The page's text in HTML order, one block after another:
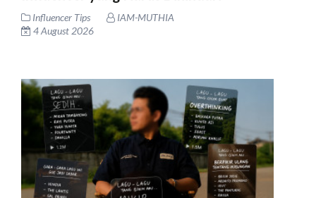
Influencer Tips
IAM-MUTHIA
4 August 2026